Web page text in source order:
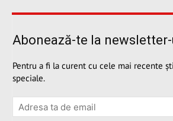
Abonează-te la
Pentru a fi la curent cu cele mai recente
speciale.